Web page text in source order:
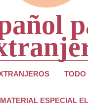
De Lengua Española
TODO
MATERIAL ESPECIAL